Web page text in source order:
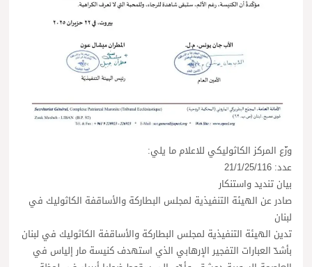
وزّع المركز الكاثوليكي للاعلام ما يلي:
عدد: 21/1/25/116
بيان تنديد واستنكار
صادر عن الهيئة التنفيذية لمجلس البطاركة والأساقفة الكاثوليك في
لبنان
تدين الهيئة التنفيذية لمجلس البطاركة والأساقفة الكاثوليك في لبنان
بأشدّ العبارات التفجير الإرهابي الذي استهدف كنيسة مار إلياس في